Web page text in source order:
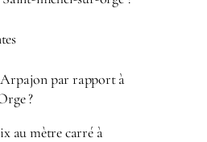
par rapport à
?
au mètre carré à